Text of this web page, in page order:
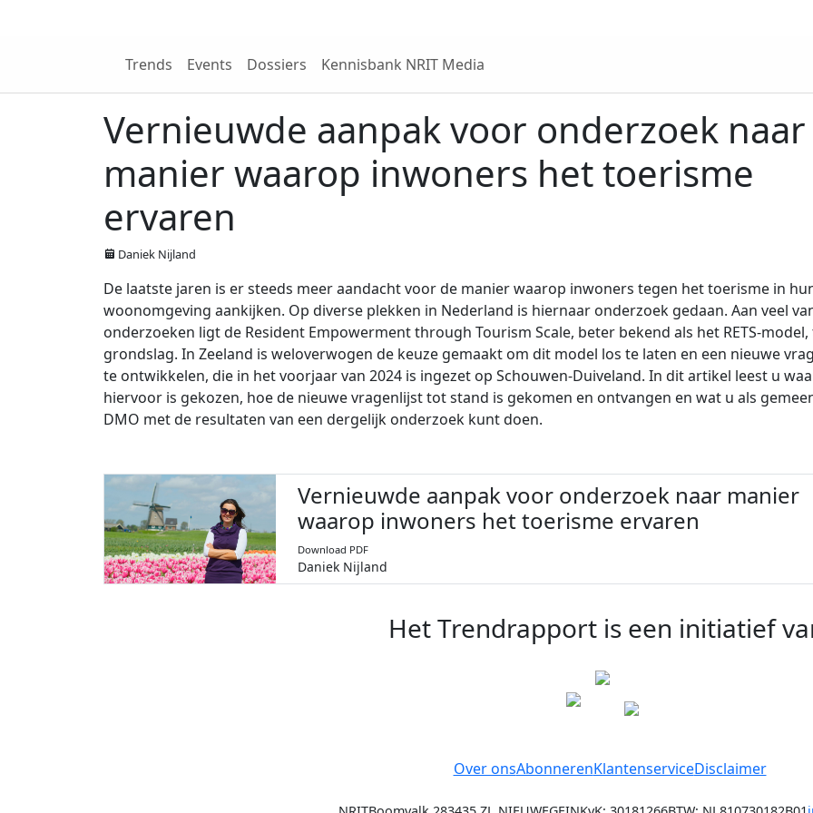
Trends Events Dossiers Kennisbank NRIT Media
Vernieuwde aanpak voor onderzoek naar
manier waarop inwoners het toerisme
ervaren
Daniek Nijland
De laatste jaren is er steeds meer aandacht voor de manier waarop inwoners tegen het toerisme in
woonomgeving aankijken. Op diverse plekken in Nederland is hiernaar onderzoek gedaan. Aan veel
onderzoeken ligt de Resident Empowerment through Tourism Scale, beter bekend als het RETS-model,
grondslag. In Zeeland is weloverwogen de keuze gemaakt om dit model los te laten en een nieuwe
te ontwikkelen, die in het voorjaar van 2024 is ingezet op Schouwen-Duiveland. In dit artikel leest u
hiervoor is gekozen, hoe de nieuwe vragenlijst tot stand is gekomen en ontvangen en wat u als
DMO met de resultaten van een dergelijk onderzoek kunt doen.
Vernieuwde aanpak voor onderzoek naar manier
waarop inwoners het toerisme ervaren
Download PDF
Daniek Nijland
Het Trendrapport is een initiatief
Over onsAbonnerenKlantenserviceDisclaimer